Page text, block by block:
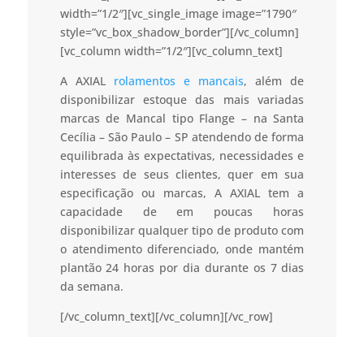
width=”1/2″][vc_single_image image=”1790″
style=”vc_box_shadow_border”][/vc_column]
[vc_column width=”1/2″][vc_column_text]
A AXIAL rolamentos e mancais, além de
disponibilizar estoque das mais variadas
marcas de Mancal tipo Flange – na Santa
Cecília – São Paulo – SP atendendo de forma
equilibrada às expectativas, necessidades e
interesses de seus clientes, quer em sua
especificação ou marcas, A AXIAL tem a
capacidade de em poucas horas
disponibilizar qualquer tipo de produto com
o atendimento diferenciado, onde mantém
plantão 24 horas por dia durante os 7 dias
da semana.
[/vc_column_text][/vc_column][/vc_row]